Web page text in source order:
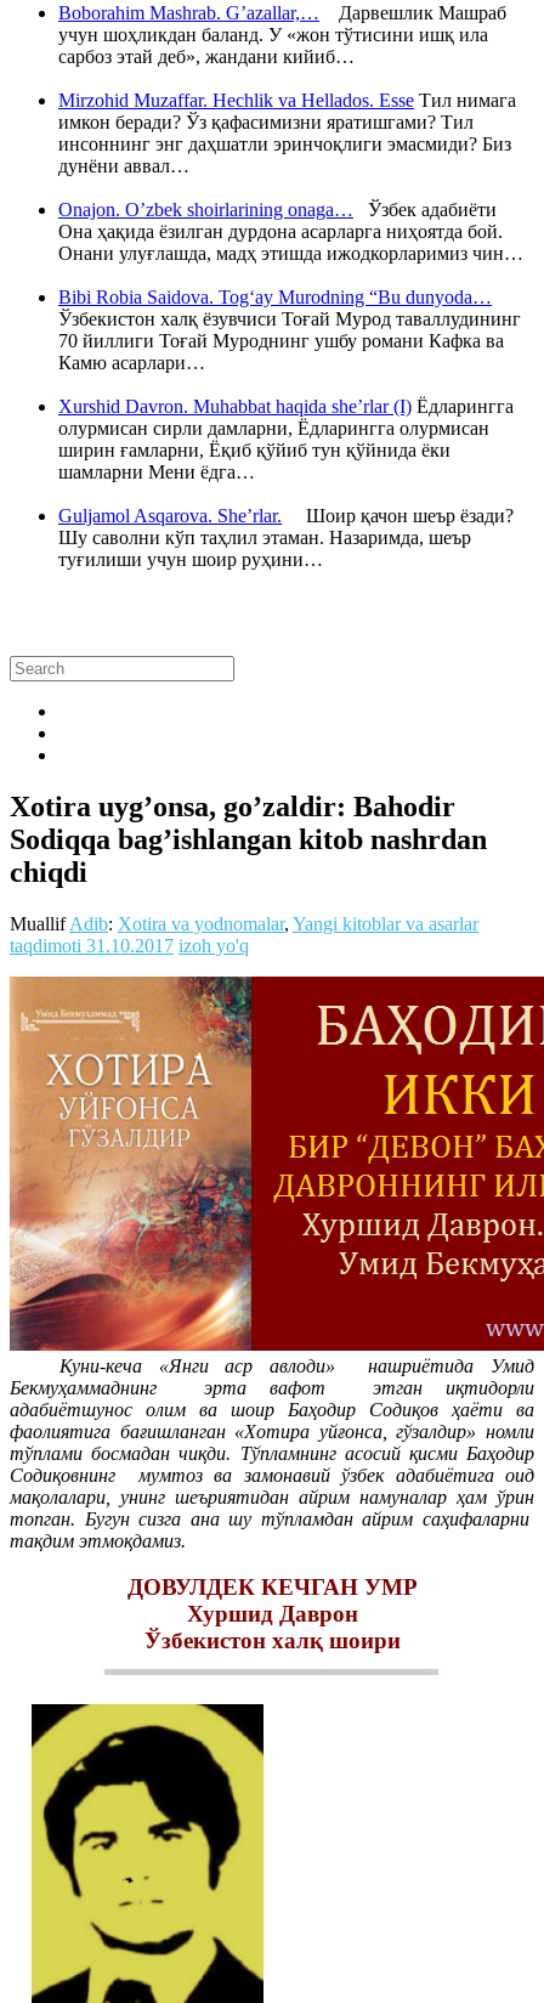
Boborahim Mashrab. G’azallar,… Дарвешлик Машраб
учун шоҳликдан баланд. У «жон тўтисини ишқ ила
сарбоз этай деб», жандани кийиб…
Mirzohid Muzaffar. Hechlik va Hellados. Esse Тил нимага
имкон беради? Ўз қафасимизни яратишгами? Тил
инсоннинг энг даҳшатли эринчоқлиги эмасмиди? Биз
дунёни аввал…
Onajon. O’zbek shoirlarining onaga… Ўзбек адабиёти
Она ҳақида ёзилган дурдона асарларга ниҳоятда бой.
Онани улуғлашда, мадҳ этишда ижодкорларимиз чин…
Bibi Robia Saidova. Tog‘ay Murodning “Bu dunyoda…
Ўзбекистон халқ ёзувчиси Тоғай Мурод таваллудининг
70 йиллиги Тоғай Муроднинг ушбу романи Кафка ва
Камю асарлари…
Xurshid Davron. Muhabbat haqida she’rlar (I) Ёдларингга
олурмисан сирли дамларни, Ёдларингга олурмисан
ширин ғамларни, Ёқиб қўйиб тун қўйнида ёки
шамларни Мени ёдга…
Guljamol Asqarova. She’rlar. Шоир қачон шеър ёзади?
Шу саволни кўп таҳлил этаман. Назаримда, шеър
туғилиши учун шоир руҳини…
Xotira uyg’onsa, go’zaldir: Bahodir
Sodiqqa bag’ishlangan kitob nashrdan
chiqdi
MuallifAdib: Xotira va yodnomalar, Yangi kitoblar va asarlar
taqdimoti 31.10.2017 izoh yo'q
Куни-кеча «Янги аср авлоди» нашриётида Умид
Бекмуҳаммаднинг эрта вафот этган иқтидорли
адабиётшунос олим ва шоир Баҳодир Содиқов ҳаёти ва
фаолиятига бағишланган «Хотира уйғонса, гўзалдир» номли
тўплами босмадан чиқди. Тўпламнинг асосий қисми Баҳодир
Содиқовнинг мумтоз ва замонавий ўзбек адабиётига оид
мақолалари, унинг шеъриятидан айрим намуналар ҳам ўрин
топган. Бугун сизга ана шу тўпламдан айрим саҳифаларни
тақдим этмоқдамиз.
ДОВУЛДЕК КЕЧГАН УМР
Хуршид Даврон
Ўзбекистон халқ шоири